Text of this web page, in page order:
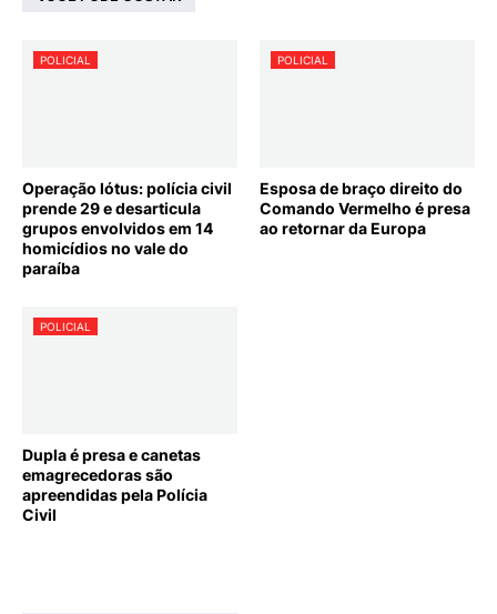
POLICIAL
Operação lótus: polícia civil
prende 29 e desarticula
grupos envolvidos em 14
homicídios no vale do
paraíba
POLICIAL
Esposa de braço direito do
Comando Vermelho é presa
ao retornar da Europa
POLICIAL
Dupla é presa e canetas
emagrecedoras são
apreendidas pela Polícia
Civil